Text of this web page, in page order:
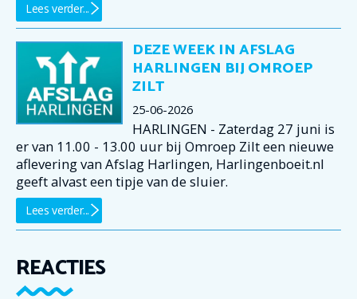
Lees verder...
DEZE WEEK IN AFSLAG
HARLINGEN BIJ OMROEP
ZILT
25-06-2026
HARLINGEN - Zaterdag 27 juni is
er van 11.00 - 13.00 uur bij Omroep Zilt een nieuwe
aflevering van Afslag Harlingen, Harlingenboeit.nl
geeft alvast een tipje van de sluier.
Lees verder...
REACTIES